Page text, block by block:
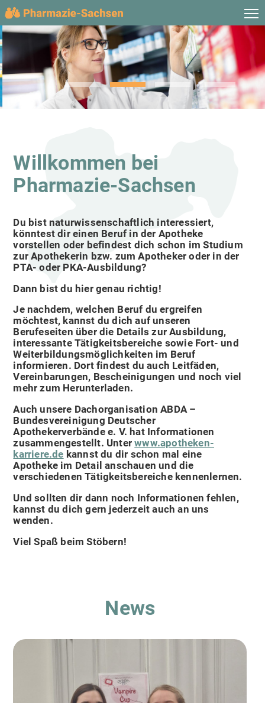
Willkommen bei
Pharmazie-Sachsen
Du bist naturwissenschaftlich interessiert,
könntest dir einen Beruf in der Apotheke
vorstellen oder befindest dich schon im Studium
zur Apothekerin bzw. zum Apotheker oder in der
PTA- oder PKA-Ausbildung?
Dann bist du hier genau richtig!
Je nachdem, welchen Beruf du ergreifen
möchtest, kannst du dich auf unseren
Berufeseiten über die Details zur Ausbildung,
interessante Tätigkeitsbereiche sowie Fort- und
Weiterbildungsmöglichkeiten im Beruf
informieren. Dort findest du auch Leitfäden,
Vereinbarungen, Bescheinigungen und noch viel
mehr zum Herunterladen.
Auch unsere Dachorganisation ABDA –
Bundesvereinigung Deutscher
Apothekerverbände e. V. hat Informationen
zusammengestellt. Unterwww.apotheken-
karriere.de kannst du dir schon mal eine
Apotheke im Detail anschauen und die
verschiedenen Tätigkeitsbereiche kennenlernen.
Und sollten dir dann noch Informationen fehlen,
kannst du dich gern jederzeit auch an uns
wenden.
Viel Spaß beim Stöbern!
News